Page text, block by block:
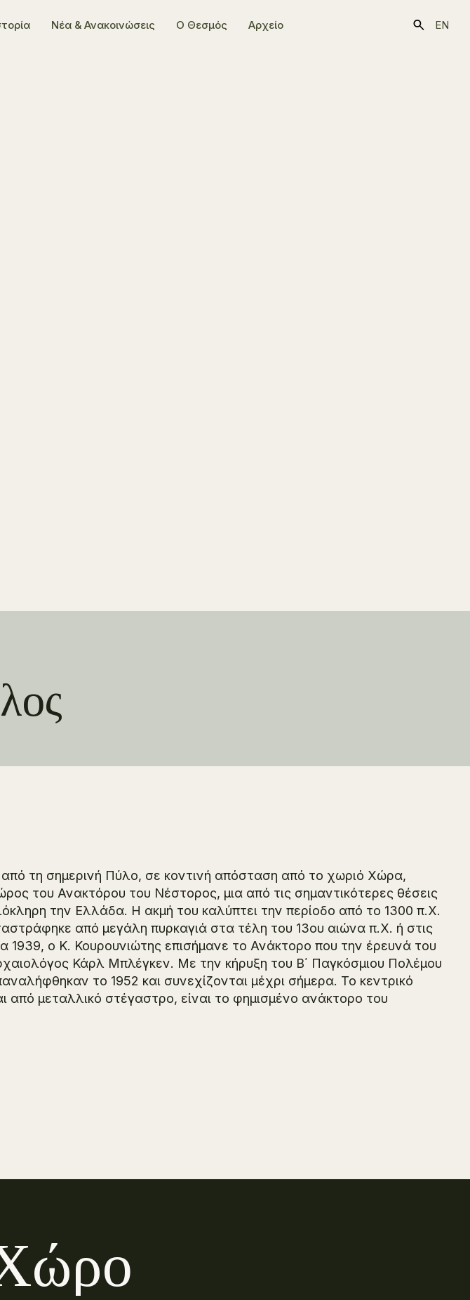
Νέα & Ανακοινώσεις Ο Θεσμός Αρχείο EN
τη σημερινή Πύλο, σε κοντινή απόσταση από το χωριό Χώρα,
του Ανακτόρου του Νέστορος, μια από τις σημαντικότερες θέσεις
την Ελλάδα. Η ακμή του καλύπτει την περίοδο από το 1300 π.Χ.
από μεγάλη πυρκαγιά στα τέλη του 13ου αιώνα π.Χ. ή στις
1939, ο Κ. Κουρουνιώτης επισήμανε το Ανάκτορο που την έρευνά του
Κάρλ Μπλέγκεν. Με την κήρυξη του Β΄ Παγκόσμιου Πολέμου
το 1952 και συνεχίζονται μέχρι σήμερα. Το κεντρικό
από μεταλλικό στέγαστρο, είναι το φημισμένο ανάκτορο του
ώρο